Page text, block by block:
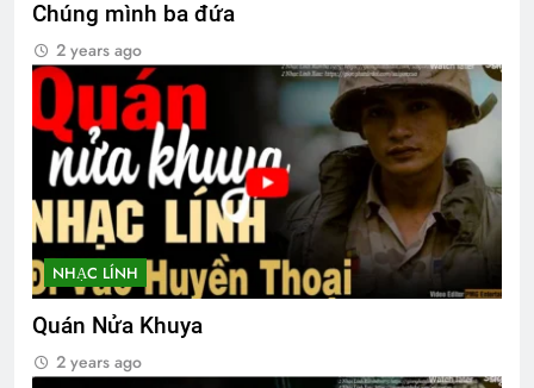
Chúng mình ba đứa
2 years ago
NHẠC LÍNH
Quán Nửa Khuya
2 years ago